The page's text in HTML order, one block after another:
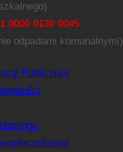
0000 0130 0045
odpadami komunalnymi)
Publicznej